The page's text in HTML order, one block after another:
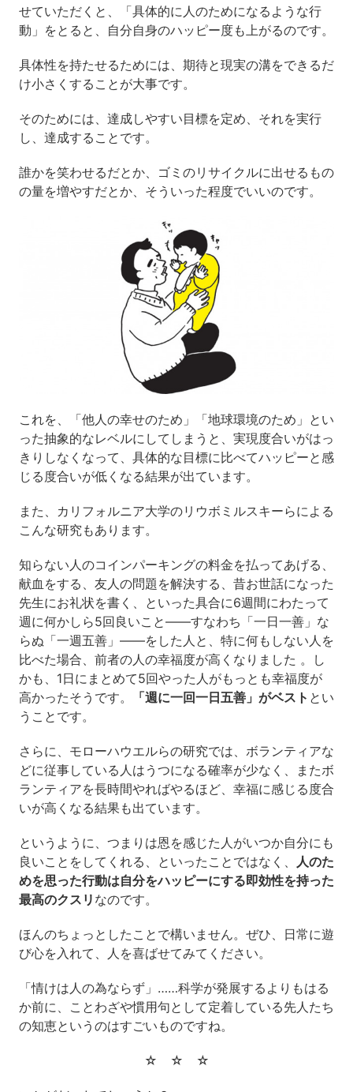
せていただくと、「具体的に人のためになるような行
動」をとると、自分自身のハッピー度も上がるのです。
具体性を持たせるためには、期待と現実の溝をできるだ
け小さくすることが大事です。
そのためには、達成しやすい目標を定め、それを実行
し、達成することです。
誰かを笑わせるだとか、ゴミのリサイクルに出せるもの
の量を増やすだとか、そういった程度でいいのです。
これを、「他人の幸せのため」「地球環境のため」とい
った抽象的なレベルにしてしまうと、実現度合いがはっ
きりしなくなって、具体的な目標に比べてハッピーと感
じる度合いが低くなる結果が出ています。
また、カリフォルニア大学のリウボミルスキーらによる
こんな研究もあります。
知らない人のコインパーキングの料金を払ってあげる、
献血をする、友人の問題を解決する、昔お世話になった
先生にお礼状を書く、といった具合に6週間にわたって
週に何かしら5回良いこと——すなわち「一日一善」な
らぬ「一週五善」——をした人と、特に何もしない人を
比べた場合、前者の人の幸福度が高くなりました 。し
かも、1日にまとめて5回やった人がもっとも幸福度が
高かったそうです。
「週に一回一日五善」がベスト とい
うことです。
さらに、モローハウエルらの研究では、ボランティアな
どに従事している人はうつになる確率が少なく、またボ
ランティアを長時間やればやるほど、幸福に感じる度合
いが高くなる結果も出ています。
というように、つまりは恩を感じた人がいつか自分にも
良いことをしてくれる、といったことではなく、
人のた
めを思った行動は自分をハッピーにする即効性を持った
最高のクスリ なのです。
ほんのちょっとしたことで構いません。ぜひ、日常に遊
び心を入れて、人を喜ばせてみてください。
「情けは人の為ならず」……科学が発展するよりもはる
か前に、ことわざや慣用句として定着している先人たち
の知恵というのはすごいものですね。
☆ ☆ ☆